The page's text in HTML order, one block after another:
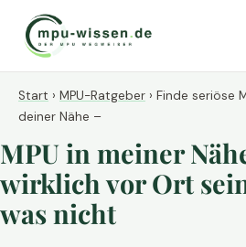
Start › MPU-Ratgeber › Finde seriöse
deiner Nähe –
MPU in meiner
wirklich vor Ort
was nicht